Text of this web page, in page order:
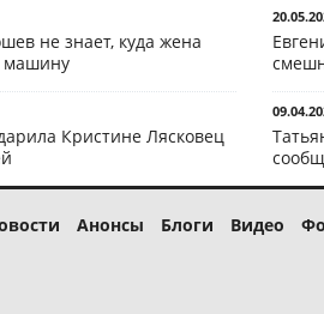
не знает, куда жена
машину
Кристине Лясковец
Анонсы Блоги Видео